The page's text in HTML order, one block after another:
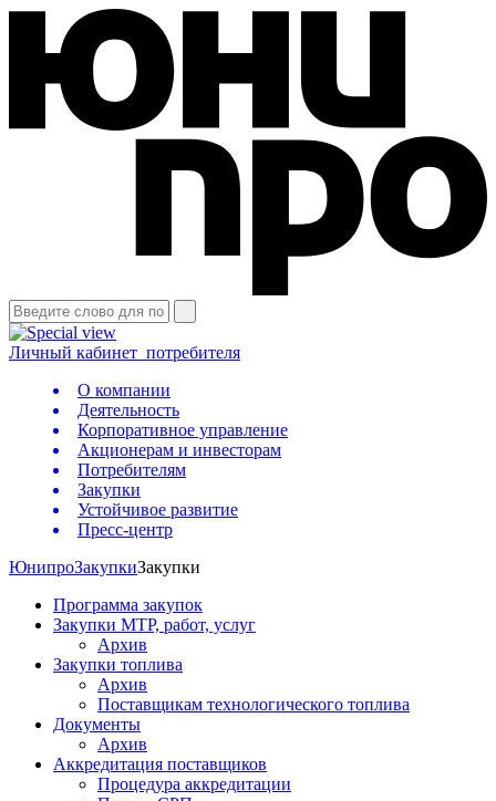
Личный кабинет потребителя
О компании
Деятельность
Корпоративное управление
Акционерам и инвесторам
Потребителям
Закупки
Устойчивое развитие
Пресс-центр
ЮнипроЗакупкиЗакупки
Программа закупок
Закупки МТР, работ, услуг
Архив
Закупки топлива
Архив
Поставщикам технологического топлива
Документы
Архив
Аккредитация поставщиков
Процедура аккредитации